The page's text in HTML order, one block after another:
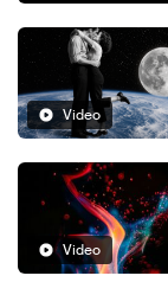
Video
Video